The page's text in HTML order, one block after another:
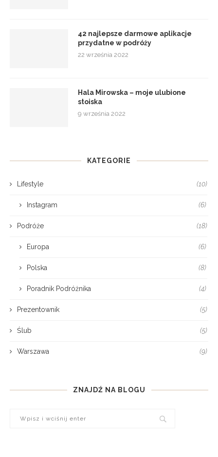
42 najlepsze darmowe aplikacje
przydatne w podróży
22 września 2022
Hala Mirowska – moje ulubione
stoiska
9 września 2022
KATEGORIE
Lifestyle (10)
Instagram (6)
Podróże (18)
Europa (6)
Polska (8)
Poradnik Podróżnika (4)
Prezentownik (5)
Ślub (5)
Warszawa (9)
ZNAJDŹ NA BLOGU